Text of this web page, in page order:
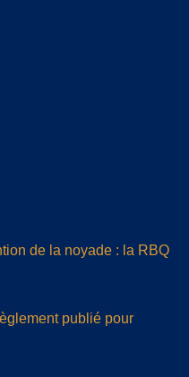
de la noyade : la RBQ
publié pour